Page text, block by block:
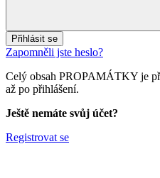
Přihlásit se
Zapomněli jste heslo?
Celý obsah PROPAMÁTKY je
až po přihlášení.
Ještě nemáte svůj účet?
Registrovat se